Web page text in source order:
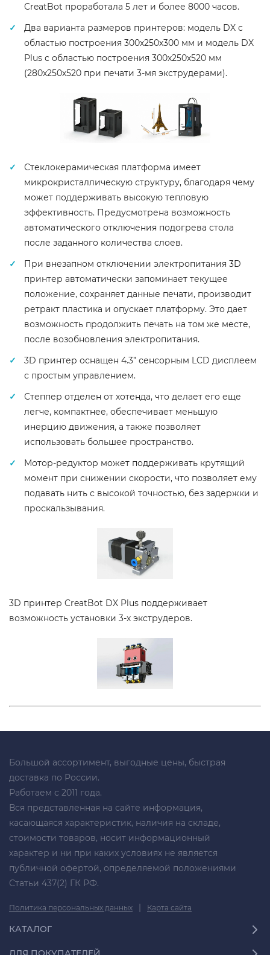
CreatBot проработала 5 лет и более 8000 часов.
Два варианта размеров принтеров: модель DX с
областью построения 300х250х300 мм и модель DX
Plus с областью построения 300х250х520 мм
(280х250х520 при печати 3-мя экструдерами).
Стеклокерамическая платформа имеет
микрокристаллическую структуру, благодаря чему
может поддерживать высокую тепловую
эффективность. Предусмотрена возможность
автоматического отключения подогрева стола
после заданного количества слоев.
При внезапном отключении электропитания 3D
принтер автоматически запоминает текущее
положение, сохраняет данные печати, производит
ретракт пластика и опускает платформу. Это дает
возможность продолжить печать на том же месте,
после возобновления электропитания.
3D принтер оснащен 4.3” сенсорным LCD дисплеем
с простым управлением.
Степпер отделен от хотенда, что делает его еще
легче, компактнее, обеспечивает меньшую
инерцию движения, а также позволяет
использовать большее пространство.
Мотор-редуктор может поддерживать крутящий
момент при снижении скорости, что позволяет ему
подавать нить с высокой точностью, без задержки и
проскальзывания.
3D принтер CreatBot DX Plus поддерживает
возможность установки 3-х экструдеров.
Большой ассортимент, выгодные цены, быстрая
доставка по России.
Работаем с 2011 года.
Вся представленная на сайте информация,
касающаяся характеристик, наличия на складе,
стоимости товаров, носит информационный
характер и ни при каких условиях не является
публичной офертой, определяемой положениями
Статьи 437(2) ГК РФ.
Политика персональных данных | Карта сайта
КАТАЛОГ